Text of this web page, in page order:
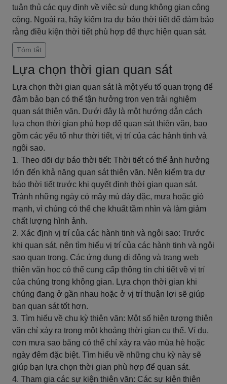
tuân thủ các quy định về việc sử dụng không gian công
cộng. Ngoài ra, hãy kiểm tra dự báo thời tiết để đảm bảo
rằng điều kiện thời tiết phù hợp để thực hiện quan sát.
Tóm tắt
Lựa chọn thời gian quan sát
Lựa chọn thời gian quan sát là một yếu tố quan trọng để
đảm bảo bạn có thể tận hưởng trọn vẹn trải nghiệm
quan sát thiên văn. Dưới đây là một hướng dẫn cách
lựa chọn thời gian phù hợp để quan sát thiên văn, bao
gồm các yếu tố như thời tiết, vị trí của các hành tinh và
ngôi sao.
1. Theo dõi dự báo thời tiết: Thời tiết có thể ảnh hưởng
lớn đến khả năng quan sát thiên văn. Nên kiểm tra dự
báo thời tiết trước khi quyết định thời gian quan sát.
Tránh những ngày có mây mù dày đặc, mưa hoặc gió
mạnh, vì chúng có thể che khuất tầm nhìn và làm giảm
chất lượng hình ảnh.
2. Xác định vị trí của các hành tinh và ngôi sao: Trước
khi quan sát, nên tìm hiểu vị trí của các hành tinh và ngôi
sao quan trọng. Các ứng dụng di động và trang web
thiên văn học có thể cung cấp thông tin chi tiết về vị trí
của chúng trong không gian. Lựa chọn thời gian khi
chúng đang ở gần nhau hoặc ở vị trí thuận lợi sẽ giúp
bạn quan sát tốt hơn.
3. Tìm hiểu về chu kỳ thiên văn: Một số hiện tượng thiên
văn chỉ xảy ra trong một khoảng thời gian cụ thể. Ví dụ,
cơn mưa sao băng có thể chỉ xảy ra vào mùa hè hoặc
ngày đêm đặc biệt. Tìm hiểu về những chu kỳ này sẽ
giúp bạn lựa chọn thời gian phù hợp để quan sát.
4. Tham gia các sự kiện thiên văn: Các sự kiện thiên